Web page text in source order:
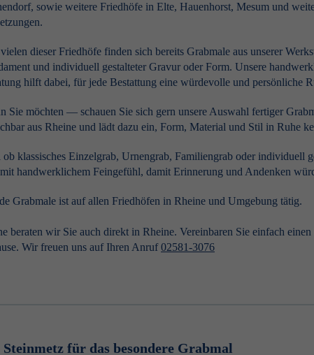
sowie weitere Friedhöfe in Elte, Hauenhorst, Mesum und
dieser Friedhöfe finden sich bereits Grabmale aus unserer
und individuell gestalteter Gravur oder Form. Unsere
hilft dabei, für jede Bestattung eine würdevolle und persönliche
Sie möchten — schauen Sie sich gern unsere Auswahl fertiger
aus Rheine und lädt dazu ein, Form, Material und Stil in Ruhe
ob klassisches Einzelgrab, Urnengrab, Familiengrab oder individuell
handwerklichem Feingefühl, damit Erinnerung und Andenken
Grabmale ist auf allen Friedhöfen in Rheine und Umgebung tätig.
beraten wir Sie auch direkt in Rheine. Vereinbaren Sie einfach
Wir freuen uns auf Ihren Anruf02581-3076
für das besondere Grabmal